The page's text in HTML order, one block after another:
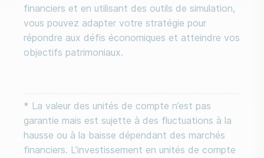
financiers et en utilisant des outils de simulation,
vous pouvez adapter votre stratégie pour
répondre aux défis économiques et atteindre vos
objectifs patrimoniaux.
* La valeur des unités de compte n’est pas
garantie mais est sujette à des fluctuations à la
hausse ou à la baisse dépendant des marchés
financiers. L’investissement en unités de compte